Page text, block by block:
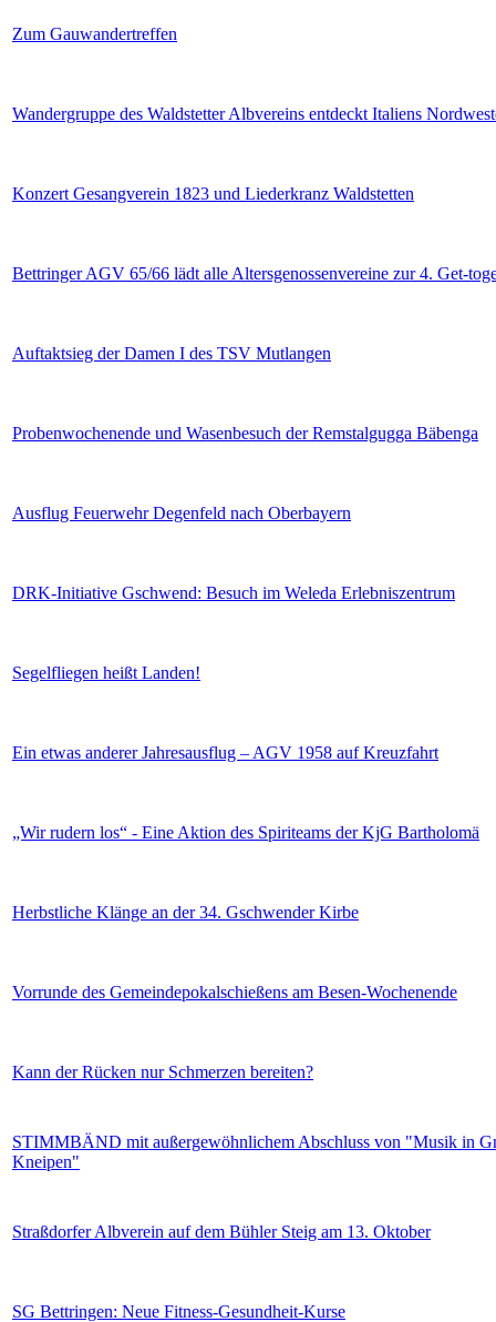
Zum Gauwandertreffen
Wandergruppe des Waldstetter Albvereins entdeckt Italiens
Konzert Gesangverein 1823 und Liederkranz Waldstetten
Bettringer AGV 65/66 lädt alle Altersgenossenvereine zur 4. Get-
Auftaktsieg der Damen I des TSV Mutlangen
Probenwochenende und Wasenbesuch der Remstalgugga Bäbenga
Ausflug Feuerwehr Degenfeld nach Oberbayern
DRK-Initiative Gschwend: Besuch im Weleda Erlebniszentrum
Segelfliegen heißt Landen!
Ein etwas anderer Jahresausflug – AGV 1958 auf Kreuzfahrt
„Wir rudern los“ - Eine Aktion des Spiriteams der KjG Bartholomä
Herbstliche Klänge an der 34. Gschwender Kirbe
Vorrunde des Gemeindepokalschießens am Besen-Wochenende
Kann der Rücken nur Schmerzen bereiten?
STIMMBÄND mit außergewöhnlichem Abschluss von "Musik in
Kneipen"
Straßdorfer Albverein auf dem Bühler Steig am 13. Oktober
SG Bettringen: Neue Fitness-Gesundheit-Kurse